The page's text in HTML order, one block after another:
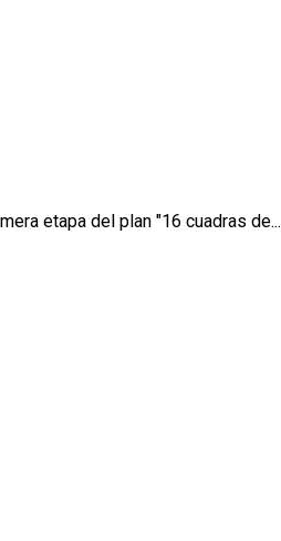
etapa del plan "16 cuadras de...